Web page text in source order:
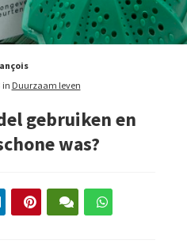
in Duurzaam leven
gebruiken en
was?